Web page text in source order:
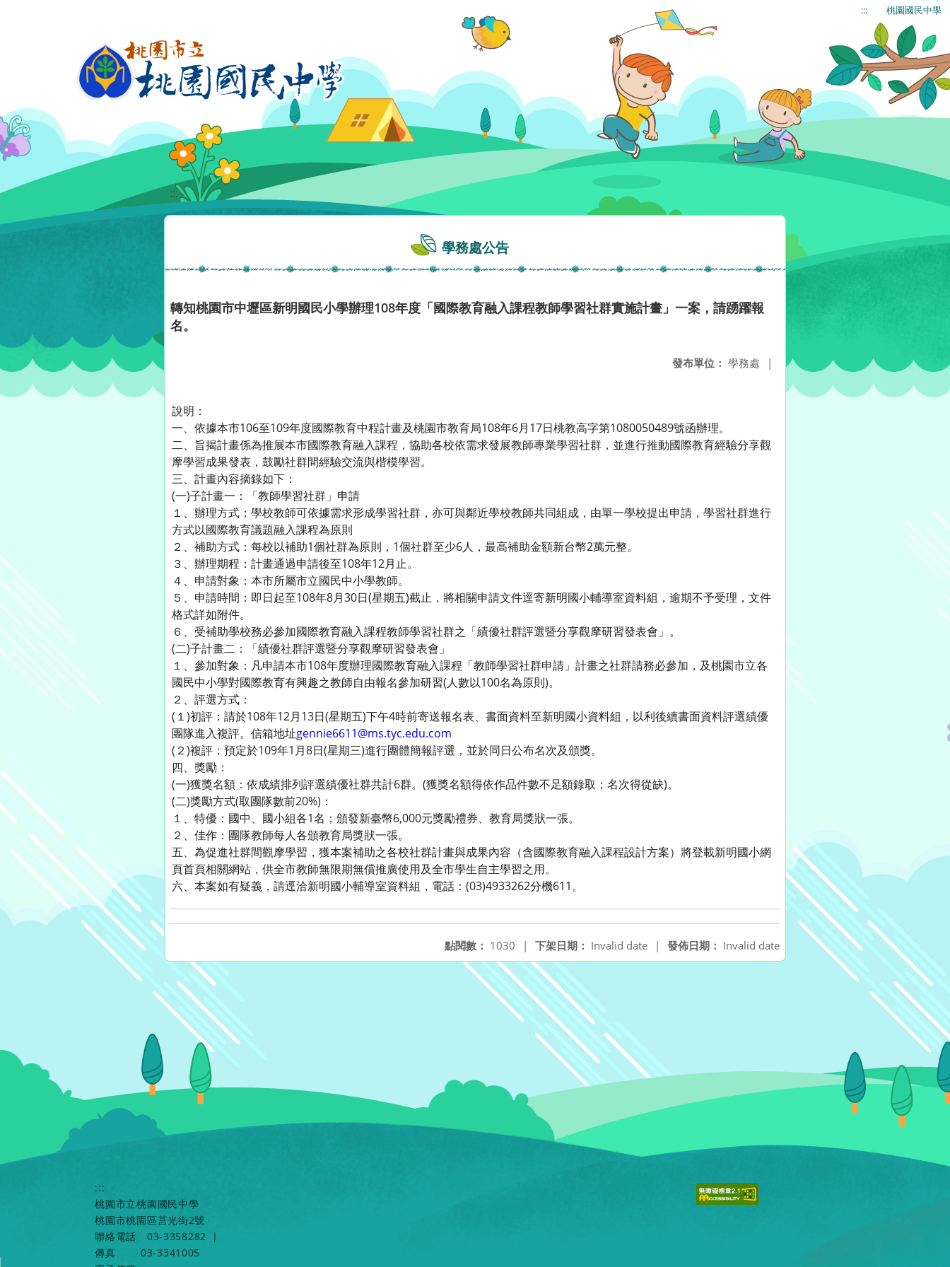
::: 桃園國民中學
:::
學務處公告
轉知桃園市中壢區新明國民小學辦理108年度「國際教育融入課程教師學習社群實施計畫」一案，請踴躍報
名。
發布單位： 學務處 |
說明：
一、依據本市106至109年度國際教育中程計畫及桃園市教育局108年6月17日桃教高字第1080050489號函辦理。
二、旨揭計畫係為推展本市國際教育融入課程，協助各校依需求發展教師專業學習社群，並進行推動國際教育經驗分享觀
摩學習成果發表，鼓勵社群間經驗交流與楷模學習。
三、計畫內容摘錄如下：
(一)子計畫一：「教師學習社群」申請
１、辦理方式：學校教師可依據需求形成學習社群，亦可與鄰近學校教師共同組成，由單一學校提出申請，學習社群進行
方式以國際教育議題融入課程為原則
２、補助方式：每校以補助1個社群為原則，1個社群至少6人，最高補助金額新台幣2萬元整。
３、辦理期程：計畫通過申請後至108年12月止。
４、申請對象：本市所屬市立國民中小學教師。
５、申請時間：即日起至108年8月30日(星期五)截止，將相關申請文件逕寄新明國小輔導室資料組，逾期不予受理，文件
格式詳如附件。
６、受補助學校務必參加國際教育融入課程教師學習社群之「績優社群評選暨分享觀摩研習發表會」。
(二)子計畫二：「績優社群評選暨分享觀摩研習發表會」
１、參加對象：凡申請本市108年度辦理國際教育融入課程「教師學習社群申請」計畫之社群請務必參加，及桃園市立各
國民中小學對國際教育有興趣之教師自由報名參加研習(人數以100名為原則)。
２、評選方式：
(１)初評：請於108年12月13日(星期五)下午4時前寄送報名表、書面資料至新明國小資料組，以利後續書面資料評選績優
團隊進入複評。信箱地址gennie6611@ms.tyc.edu.com
(２)複評：預定於109年1月8日(星期三)進行團體簡報評選，並於同日公布名次及頒獎。
四、獎勵：
(一)獲獎名額：依成績排列評選績優社群共計6群。(獲獎名額得依作品件數不足額錄取；名次得從缺)。
(二)獎勵方式(取團隊數前20%)：
１、特優：國中、國小組各1名；頒發新臺幣6,000元獎勵禮券、教育局獎狀一張。
２、佳作：團隊教師每人各頒教育局獎狀一張。
五、為促進社群間觀摩學習，獲本案補助之各校社群計畫與成果內容（含國際教育融入課程設計方案）將登載新明國小網
頁首頁相關網站，供全市教師無限期無償推廣使用及全市學生自主學習之用。
六、本案如有疑義，請逕洽新明國小輔導室資料組，電話：(03)4933262分機611。
發佈日期： Invalid date
下架日期： Invalid date |
點閱數： 1030 |
:::
桃園市立桃園國民中學
桃園市桃園區莒光街2號
聯絡電話
03-3358282
|
傳真
03-3341005